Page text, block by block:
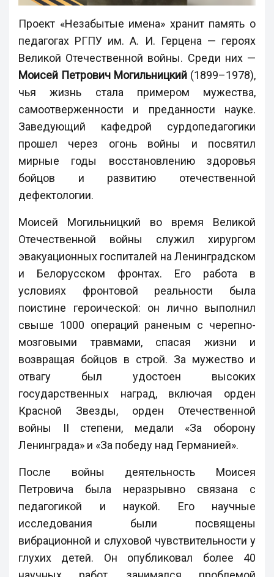
Проект «Незабытые имена» хранит память о
педагогах РГПУ им. А. И. Герцена — героях
Великой Отечественной войны. Среди них —
Моисей Петрович Могильницкий (1899–1978),
чья жизнь стала примером мужества,
самоотверженности и преданности науке.
Заведующий кафедрой сурдопедагогики
прошел через огонь войны и посвятил
мирные годы восстановлению здоровья
бойцов и развитию отечественной
дефектологии.
Моисей Могильницкий во время Великой
Отечественной войны служил хирургом
эвакуационных госпиталей на Ленинградском
и Белорусском фронтах. Его работа в
условиях фронтовой реальности была
поистине героической: он лично выполнил
свыше 1000 операций раненым с черепно-
мозговыми травмами, спасая жизни и
возвращая бойцов в строй. За мужество и
отвагу был удостоен высоких
государственных наград, включая орден
Красной Звезды, орден Отечественной
войны II степени, медали «За оборону
Ленинграда» и «За победу над Германией».
После войны деятельность Моисея
Петровича была неразрывно связана с
педагогикой и наукой. Его научные
исследования были посвящены
вибрационной и слуховой чувствительности у
глухих детей. Он опубликовал более 40